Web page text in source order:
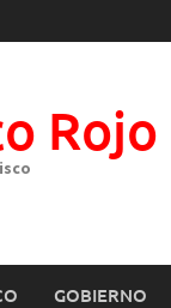
Rojo
GOBIERNO